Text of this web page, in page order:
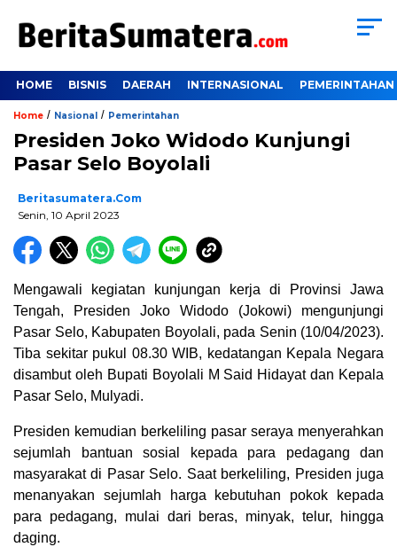
HOME BISNIS DAERAH INTERNASIONAL PEMERINTAHAN
Home / Nasional / Pemerintahan
Presiden Joko Widodo Kunjungi
Pasar Selo Boyolali
Beritasumatera.com
Senin, 10 April 2023
Mengawali kegiatan kunjungan kerja di Provinsi Jawa
Tengah, Presiden Joko Widodo (Jokowi) mengunjungi
Pasar Selo, Kabupaten Boyolali, pada Senin (10/04/2023).
Tiba sekitar pukul 08.30 WIB, kedatangan Kepala Negara
disambut oleh Bupati Boyolali M Said Hidayat dan Kepala
Pasar Selo, Mulyadi.
Presiden kemudian berkeliling pasar seraya menyerahkan
sejumlah bantuan sosial kepada para pedagang dan
masyarakat di Pasar Selo. Saat berkeliling, Presiden juga
menanyakan sejumlah harga kebutuhan pokok kepada
para pedagang, mulai dari beras, minyak, telur, hingga
daging.